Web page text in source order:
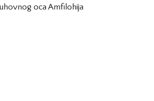
oca Amfilohija